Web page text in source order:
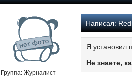
Группа: Журналист
Написал:
Я установил
Не знаете,